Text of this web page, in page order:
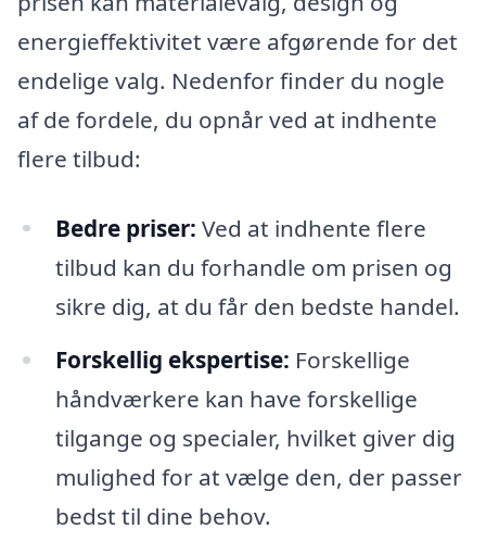
energieffektivitet være afgørende for det
endelige valg. Nedenfor finder du nogle
af de fordele, du opnår ved at indhente
flere tilbud:
Bedre priser: Ved at indhente flere
tilbud kan du forhandle om prisen og
sikre dig, at du får den bedste handel.
Forskellig ekspertise: Forskellige
håndværkere kan have forskellige
tilgange og specialer, hvilket giver dig
mulighed for at vælge den, der passer
bedst til dine behov.